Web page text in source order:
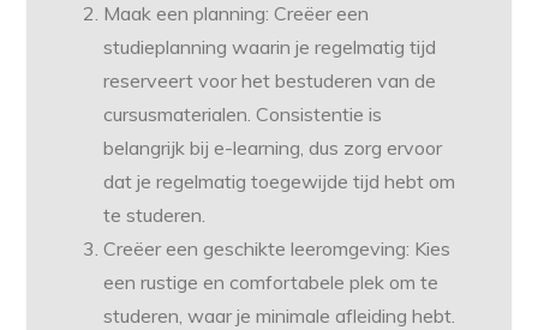
Maak een planning: Creëer een
studieplanning waarin je regelmatig tijd
reserveert voor het bestuderen van de
cursusmaterialen. Consistentie is
belangrijk bij e-learning, dus zorg ervoor
dat je regelmatig toegewijde tijd hebt om
te studeren.
Creëer een geschikte leeromgeving: Kies
een rustige en comfortabele plek om te
studeren, waar je minimale afleiding hebt.